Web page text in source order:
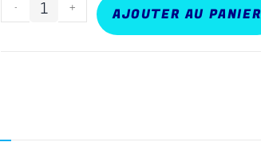
- + AJOUTER AU PANIER